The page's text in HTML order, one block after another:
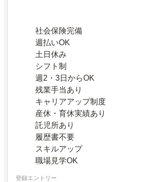
社会保険完備
週払いOK
土日休み
シフト制
週2・3日からOK
残業手当あり
キャリアアップ制度
産休・育休実績あり
託児所あり
履歴書不要
スキルアップ
職場見学OK
登録エントリー